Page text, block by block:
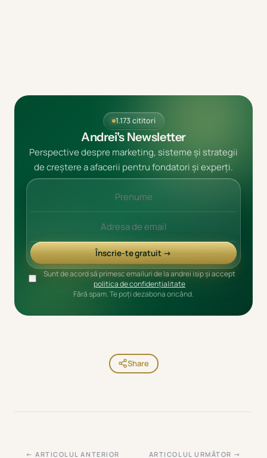
1.173 cititori
Andrei's Newsletter
Perspective despre marketing, sisteme și strategii
de creștere a afacerii pentru fondatori și experți.
Înscrie-te gratuit →
Sunt de acord să primesc emailuri de la andrei isip și accept
politica de confidențialitate
Fără spam. Te poți dezabona oricând.
Share
← ARTICOLUL ANTERIOR ARTICOLUL URMĂTOR →